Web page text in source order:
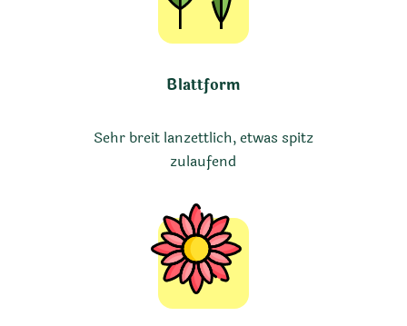
Blattform
Sehr breit lanzettlich, etwas spitz
zulaufend